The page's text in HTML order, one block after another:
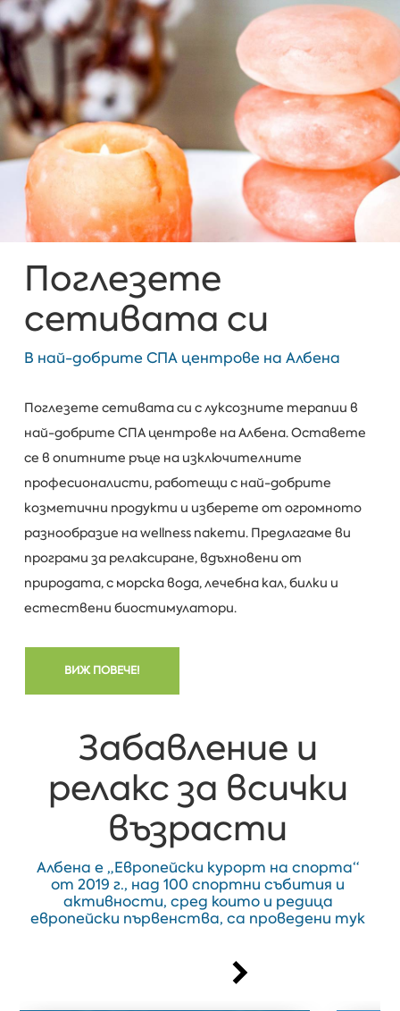
Поглезете
сетивата си
В най-добрите СПА центрове на Албена
Поглезете сетивата си с луксозните терапии в
най-добрите СПА центрове на Албена. Оставете
се в опитните ръце на изключителните
професионалисти, работещи с най-добрите
козметични продукти и изберете от огромното
разнообразие на wellness пакети. Предлагаме ви
програми за релаксиране, вдъхновени от
природата, с морска вода, лечебна кал, билки и
естествени биостимулатори.
ВИЖ ПОВЕЧЕ!
Забавление и
релакс за всички
възрасти
Албена е „Европейски курорт на спорта“
от 2019 г., над 100 спортни събития и
активности, сред които и редица
европейски първенства, са проведени тук